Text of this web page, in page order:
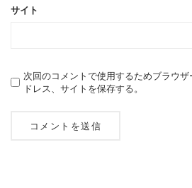
サイト
次回のコメントで使用するためブラウ
ドレス、サイトを保存する。